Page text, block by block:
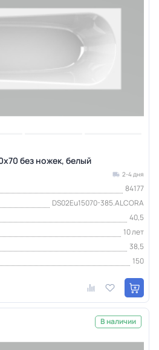
без ножек, белый
2-4 дня
84177
DS02Eu15070-385.ALCORA
40,5
10 лет
38,5
150
В наличии